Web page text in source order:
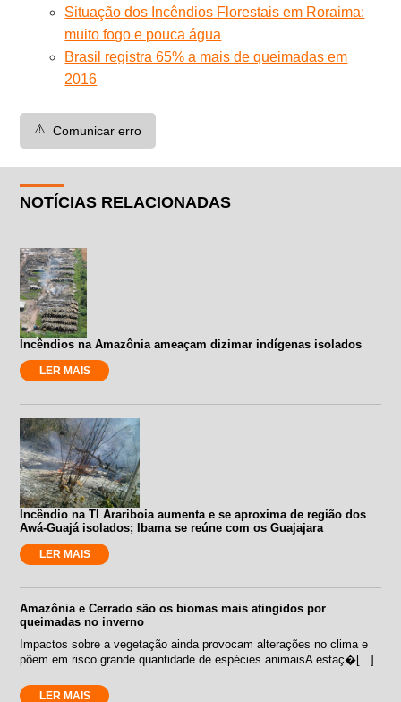
Situação dos Incêndios Florestais em Roraima:
muito fogo e pouca água
Brasil registra 65% a mais de queimadas em
2016
⚠️ Comunicar erro
NOTÍCIAS RELACIONADAS
Incêndios na Amazônia ameaçam dizimar indígenas isolados
LER MAIS
Incêndio na TI Arariboia aumenta e se aproxima de região dos
Awá-Guajá isolados; Ibama se reúne com os Guajajara
LER MAIS
Amazônia e Cerrado são os biomas mais atingidos por
queimadas no inverno
Impactos sobre a vegetação ainda provocam alterações no clima e
põem em risco grande quantidade de espécies animaisA estaç�[...]
LER MAIS